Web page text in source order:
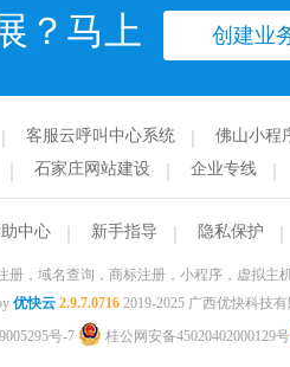
？马上 创建业
客服云呼叫中心系统 佛山小程
石家庄网站建设 企业专线
中心 新手指导 隐私保护
册，域名查询，商标注册，小程序，虚拟主
优快云 2.9.7.07162019-2025 广西优快科技有
号-7
桂公网安备45020402000129号